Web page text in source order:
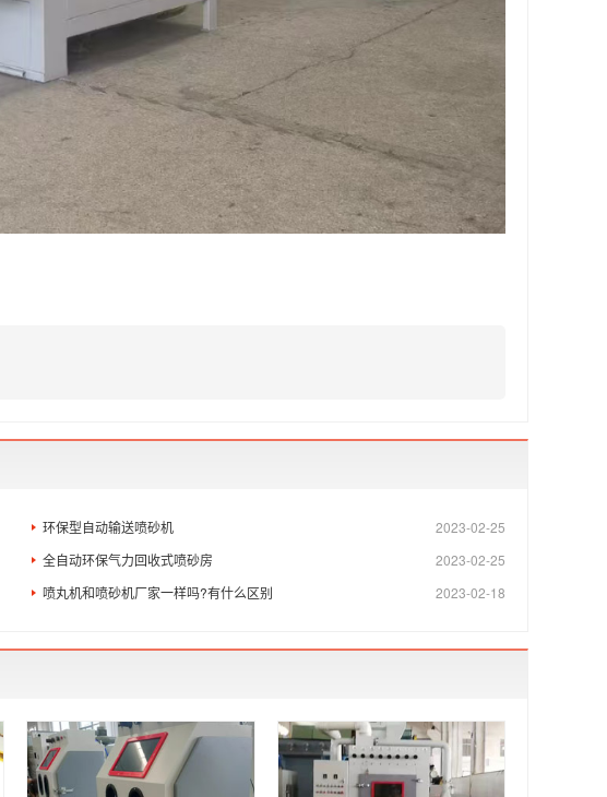
2023-02-25
环保型自动输送喷砂机
2023-02-25
全自动环保气力回收式喷砂房
2023-02-18
喷丸机和喷砂机厂家一样吗?有什么区别